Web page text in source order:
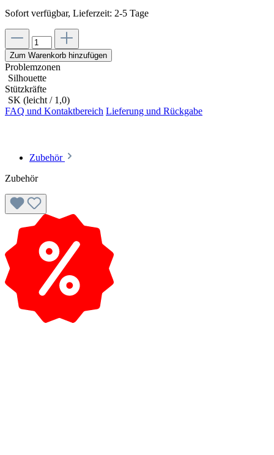
Sofort verfügbar, Lieferzeit: 2-5 Tage
Zum Warenkorb hinzufügen
Problemzonen
Silhouette
Stützkräfte
SK (leicht / 1,0)
FAQ und Kontaktbereich Lieferung und Rückgabe
Zubehör
Zubehör